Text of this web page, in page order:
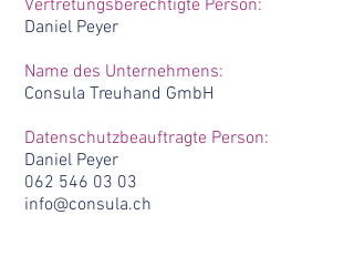
Vertretungsberechtigte Person:
Daniel Peyer
Name des Unternehmens:
Consula Treuhand GmbH
Datenschutzbeauftragte Person:
Daniel Peyer
062 546 03 03
info@consula.ch